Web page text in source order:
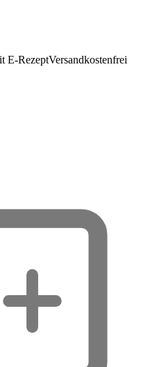
E-RezeptVersandkostenfrei